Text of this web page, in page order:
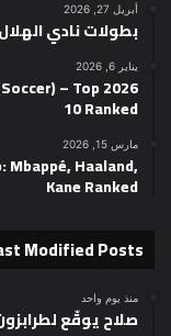
أبريل 27, 2026
بطولات نادي
يناير 6, 2026
– Top
10 Ranked
مارس 15, 2026
Mbappé, Haaland,
Kane Ranked
Modified Posts
منذ يوم واحد
صلاح يوقّع